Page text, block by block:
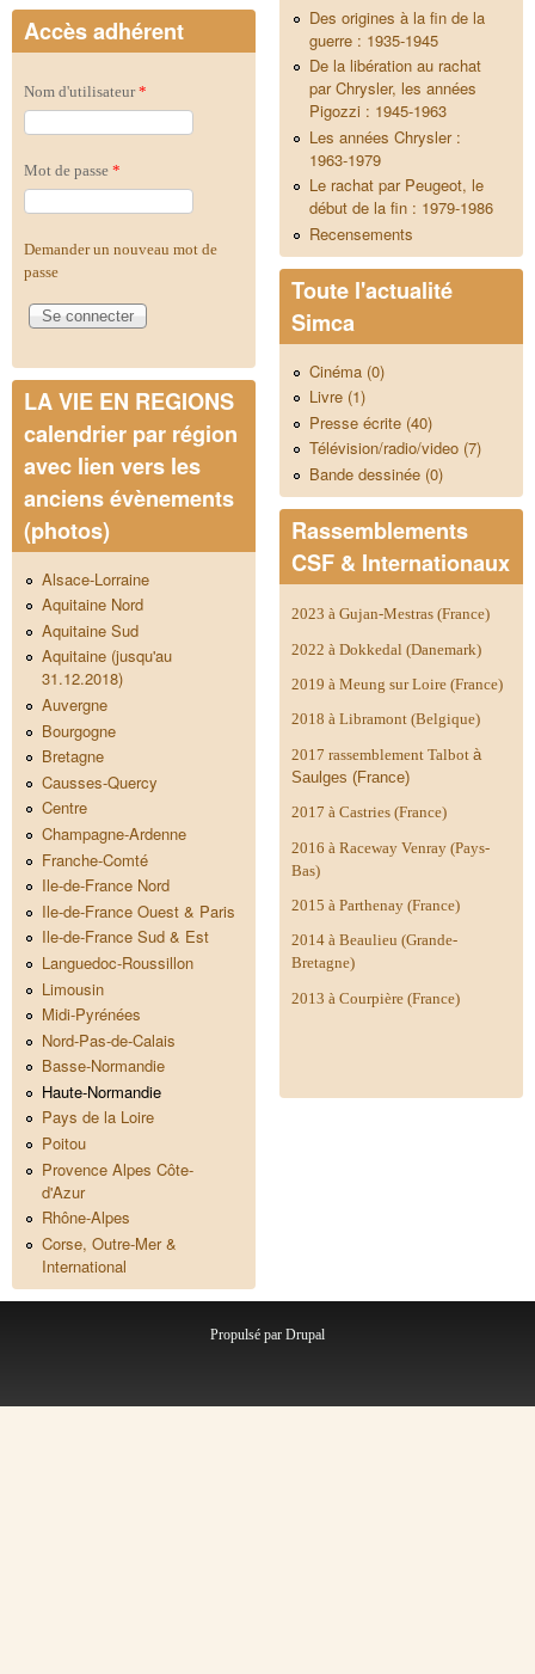
Accès adhérent
Nom d'utilisateur*
Mot de passe *
Demander un nouveau mot de
passe
LA VIE EN REGIONS
calendrier par région
avec lien vers les
anciens évènements
(photos)
Alsace-Lorraine
Aquitaine Nord
Aquitaine Sud
Aquitaine (jusqu'au
31.12.2018)
Auvergne
Bourgogne
Bretagne
Causses-Quercy
Centre
Champagne-Ardenne
Franche-Comté
Ile-de-France Nord
Ile-de-France Ouest & Paris
Ile-de-France Sud & Est
Languedoc-Roussillon
Limousin
Midi-Pyrénées
Nord-Pas-de-Calais
Basse-Normandie
Haute-Normandie
Pays de la Loire
Poitou
Provence Alpes Côte-
d'Azur
Rhône-Alpes
Corse, Outre-Mer &
International
Des origines à la fin de la
guerre : 1935-1945
De la libération au rachat
par Chrysler, les années
Pigozzi : 1945-1963
Les années Chrysler :
1963-1979
Le rachat par Peugeot, le
début de la fin : 1979-1986
Recensements
Toute l'actualité
Simca
Cinéma (0)
Livre (1)
Presse écrite (40)
Télévision/radio/video (7)
Bande dessinée (0)
Rassemblements
CSF & Internationaux
2023 à Gujan-Mestras (France)
2022 à Dokkedal (Danemark)
2019 à Meung sur Loire (France)
2018 à Libramont (Belgique)
2017 rassemblement Talbot à
Saulges (France)
2017 à Castries (France)
2016 à Raceway Venray (Pays-
Bas)
2015 à Parthenay (France)
2014 à Beaulieu (Grande-
Bretagne)
2013 à Courpière (France)
Propulsé par Drupal